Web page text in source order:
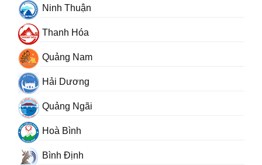
Ninh Thuận
Thanh Hóa
Quảng Nam
Hải Dương
Quảng Ngãi
Hoà Bình
Bình Định